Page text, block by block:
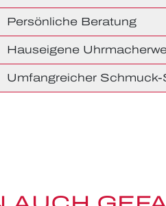
Persönliche Beratung
Hauseigene
Umfangreicher Schmuck-